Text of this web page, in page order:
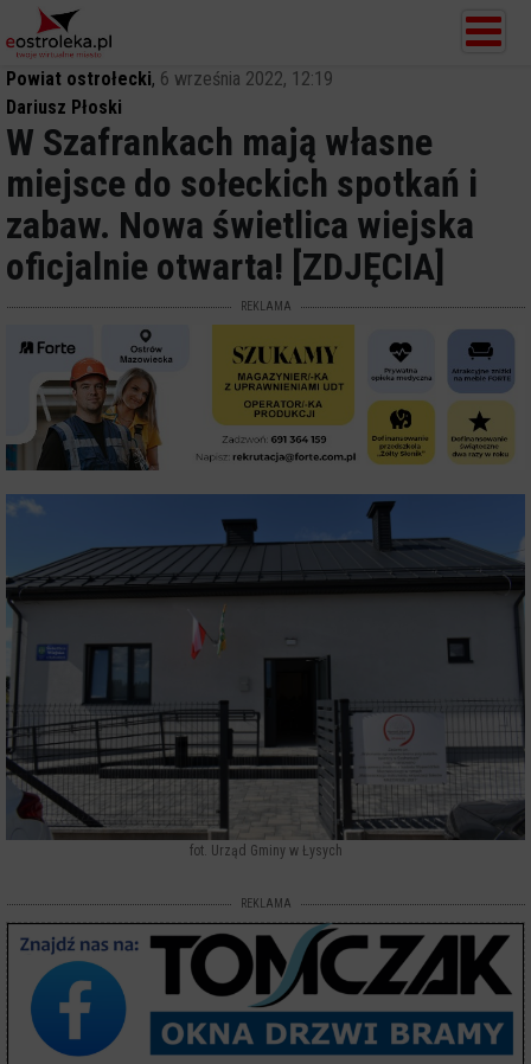
Powiat ostrołecki, 6 września 2022, 12:19
Dariusz Płoski
W Szafrankach mają własne
miejsce do sołeckich spotkań i
zabaw. Nowa świetlica wiejska
oficjalnie otwarta! [ZDJĘCIA]
REKLAMA
fot. Urząd Gminy w Łysych
REKLAMA